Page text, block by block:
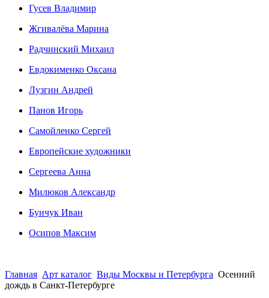
Гусев Владимир
Жгивалёва Марина
Радчинский Михаил
Евдокименко Оксана
Лузгин Андрей
Панов Игорь
Сaмoйленко Сергей
Европейские художники
Сергеева Анна
Милюков Александр
Бунчук Иван
Осипoв Максим
Главная Арт каталог Виды Москвы и Петербурга Осенний
дождь в Санкт-Петербурге